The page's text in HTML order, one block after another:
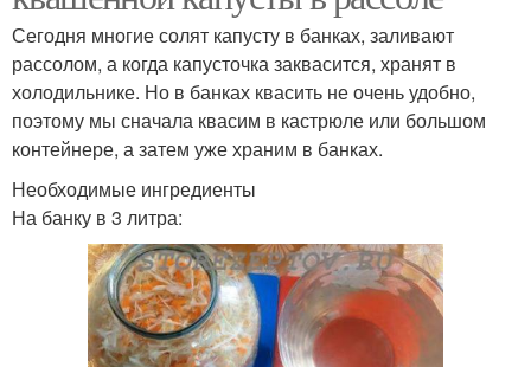
Сегодня многие солят капусту в банках, заливают
рассолом, а когда капусточка заквасится, хранят в
холодильнике. Но в банках квасить не очень удобно,
поэтому мы сначала квасим в кастрюле или большом
контейнере, а затем уже храним в банках.
Необходимые ингредиенты
На банку в 3 литра: